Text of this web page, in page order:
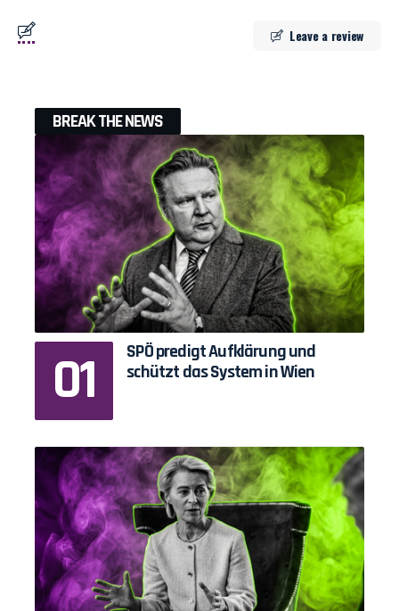
Leave a review
BREAK THE NEWS
SPÖ predigt Aufklärung und
schützt das System in Wien